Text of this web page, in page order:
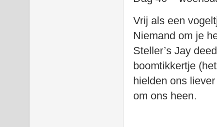
Vrij als een
Niemand om je
Steller’s Jay
boomtikkertje
hielden ons
om ons heen.